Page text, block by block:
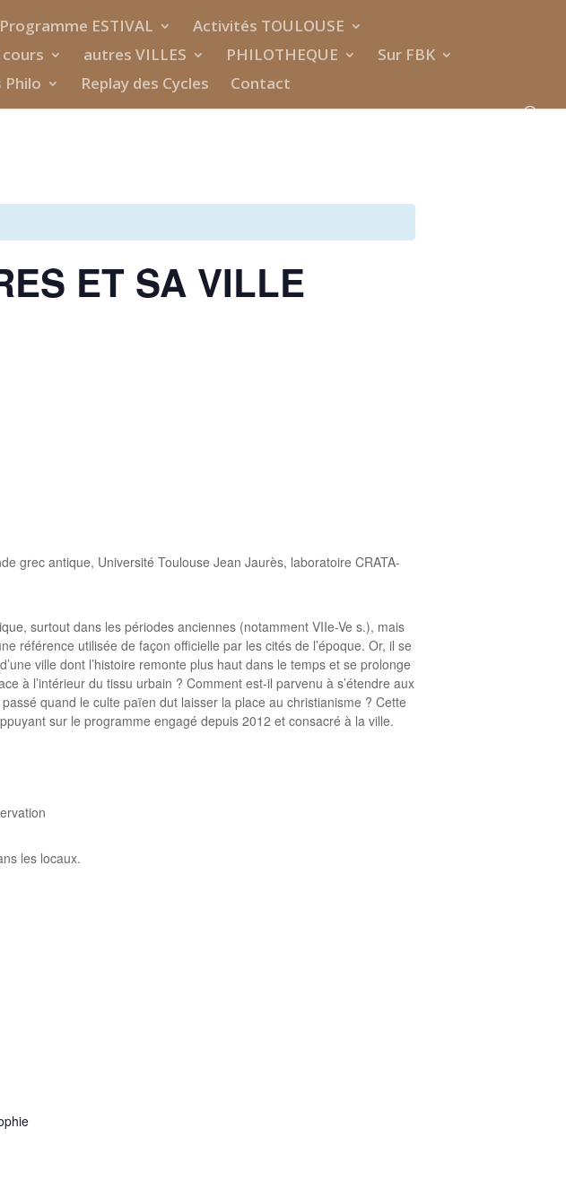
Programme ESTIVAL
Activités TOULOUSE
cours autres VILLES PHILOTHEQUE
Sur FBK
Philo Replay des Cycles Contact
ET SA VILLE
grec antique, Université Toulouse Jean Jaurès, laboratoire CRATA-
surtout dans les périodes anciennes (notamment VIIe-Ve s.), mais
référence utilisée de façon officielle par les cités de l’époque. Or, il se
ville dont l’histoire remonte plus haut dans le temps et se prolonge
à l’intérieur du tissu urbain ? Comment est-il parvenu à s’étendre aux
quand le culte païen dut laisser la place au christianisme ? Cette
sur le programme engagé depuis 2012 et consacré à la ville.
les locaux.